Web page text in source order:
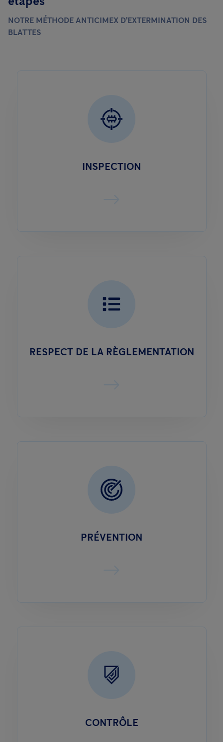
NOTRE MÉTHODE ANTICIMEX D'EXTERMINATION DES
BLATTES
INSPECTION
RESPECT DE LA RÈGLEMENTATION
PRÉVENTION
CONTRÔLE